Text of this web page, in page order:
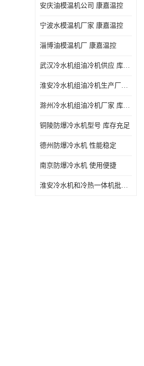
防爆冷水机
安庆油模温机公司 康嘉温控
宁波水模温机厂家 康嘉温控
淄博油模温机厂 康嘉温控
武汉冷水机组油冷机供应 库存充足 康嘉温控
淮安冷水机组油冷机生产厂家 性能稳定 康嘉温控
滁州冷水机组油冷机厂家 库存充足 康嘉温控
铜陵防爆冷水机型号 库存充足
德州防爆冷水机 性能稳定
南京防爆冷水机 使用便捷
淮安冷水机和冷热一体机批发 性能稳定